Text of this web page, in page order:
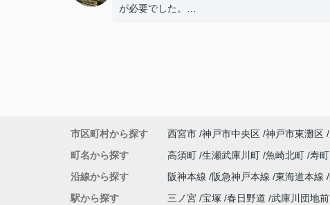
が必要でした。
と話すことが多くなりました。
良い広さの住まいへ住み替えることを決めまし
市区町村から探す 西宮市 神戸市中央区 神戸市東灘区
町名から探す
高須町 生瀬武庫川町 魚崎北町 寿町
沿線から探す
阪神本線 阪急神戸本線 東海道本線
駅から探す
三ノ宮 宝塚 春日野道 武庫川団地前